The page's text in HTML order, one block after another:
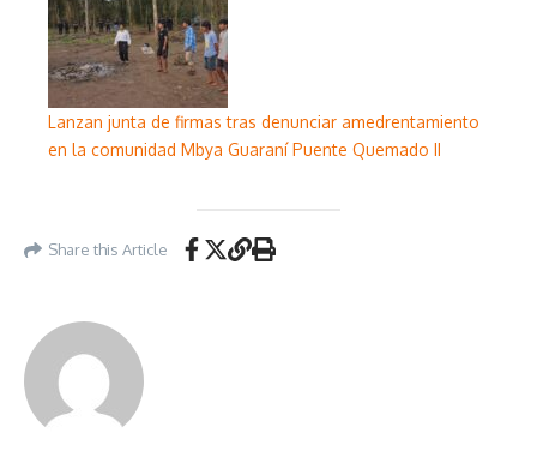
Lanzan junta de firmas tras denunciar amedrentamiento
en la comunidad Mbya Guaraní Puente Quemado II
Share this Article